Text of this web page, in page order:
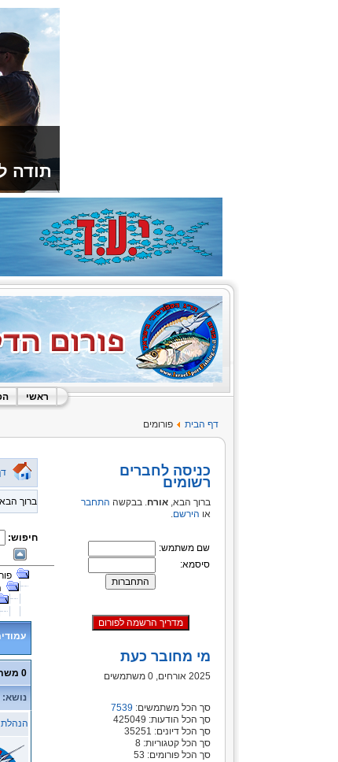
תודה
ראשי
דף הבית פורומים
כניסה לחברים
רשומים
ברוך הבא, אורח. בבקשה התחבר
או הירשם.
שם משתמש:
סיסמא:
מי מחובר כעת
2025 אורחים, 0 משתמשים
סך הכל משתמשים: 7539
סך הכל הודעות: 425049
סך הכל דיונים: 35251
סך הכל קטגוריות: 8
סך הכל פורומים: 53
ברוך
חיפוש:
0 משתמשים ו- 3 אורחים נמצאים בנושא זה.
נושא:
הנהלת ISF